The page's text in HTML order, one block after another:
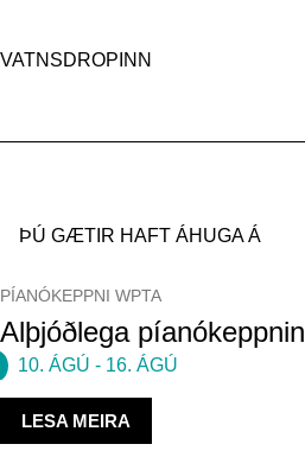
VATNSDROPINN
ÞÚ GÆTIR HAFT ÁHUGA Á
PÍANÓKEPPNI WPTA
Alþjóðlega píanókeppnin
10. ÁGÚ - 16. ÁGÚ
LESA MEIRA